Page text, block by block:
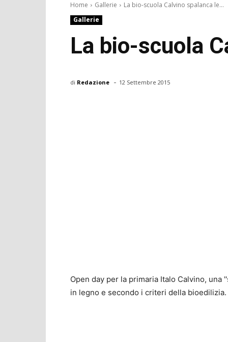
Home Gallerie
La bio-scuola Calvino spalanca le...
Gallerie
La bio-scuola
di Redazione - 12 Settembre 2015
Open day per la primaria Italo Calvino,
in legno e secondo i criteri della bioedilizia.